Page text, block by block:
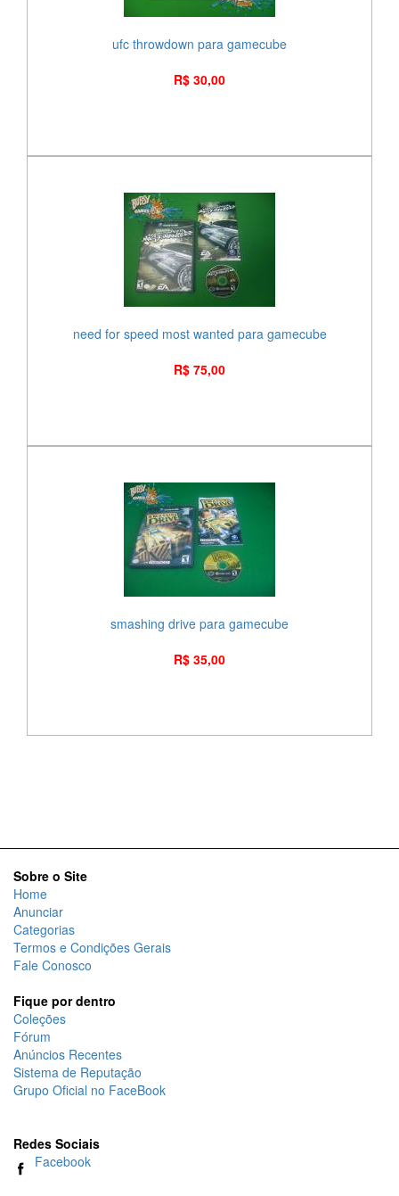
ufc throwdown para gamecube
R$ 30,00
need for speed most wanted para gamecube
R$ 75,00
smashing drive para gamecube
R$ 35,00
Sobre o Site
Home
Anunciar
Categorias
Termos e Condições Gerais
Fale Conosco
Fique por dentro
Coleções
Fórum
Anúncios Recentes
Sistema de Reputação
Grupo Oficial no FaceBook
Redes Sociais
Facebook